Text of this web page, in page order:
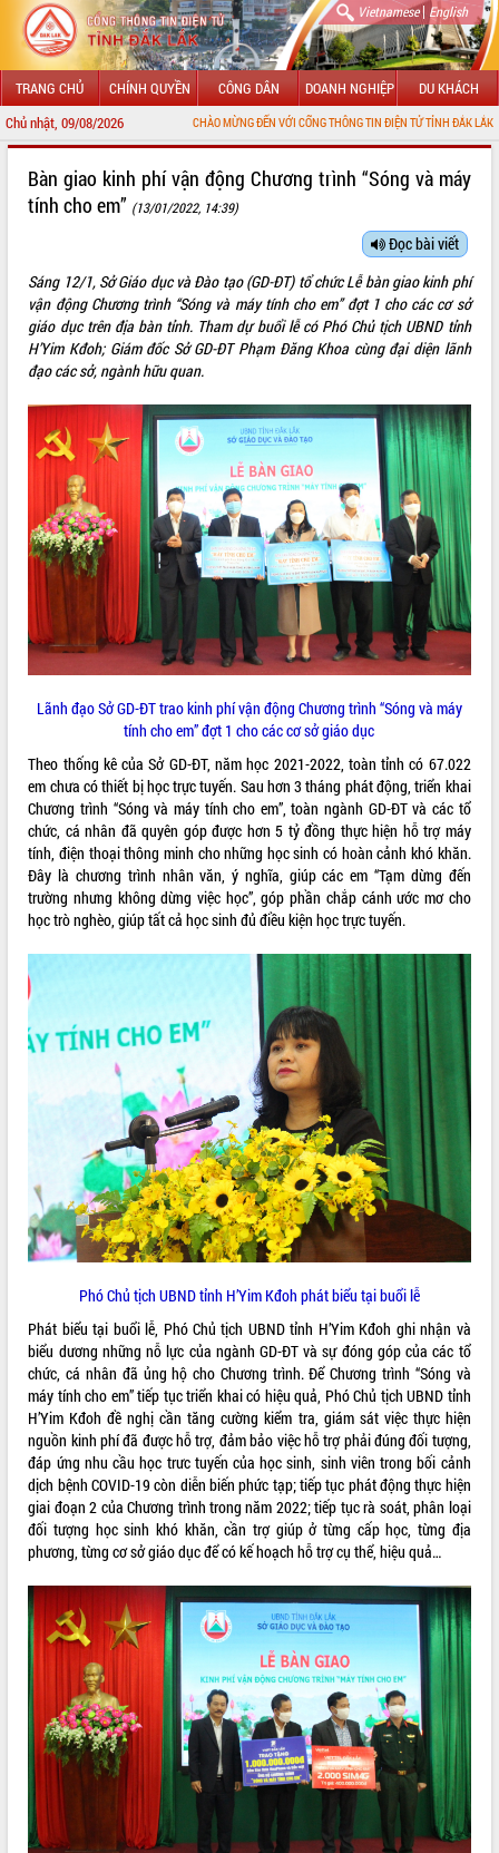
Vietnamese| English
TRANG CHỦ CHÍNH QUYỀN CÔNG DÂN DOANH NGHIỆP DU KHÁCH
Chủ nhật, 09/08/2026CHÀO MỪNG ĐẾN VỚI CỔNG THÔNG TIN ĐIỆN TỬ TỈNH ĐẮK LẮK
LÃNH ĐẠO UBND TỈNH
SỞ, BAN, NGÀNH
UBND CÁC XÃ, PHƯỜNG
HỆ THỐNG VĂN BẢN
VĂN BẢN HĐND TỈNH
ĐIỂM TIN VĂN BẢN
QUY HOẠCH - KẾ HOẠCH
VIDEO
Không có file video nào để phát.
ALBUM ẢNH
LIÊN KẾT WEB
THỐNG KÊ TRUY CẬP
Hôm nay: 26283
Tất cả:
66111951
Bàn giao kinh phí vận động Chương trình “Sóng và máy
tính cho em” (13/01/2022, 14:39)
Đọc bài viết
Sáng 12/1, Sở Giáo dục và Đào tạo (GD-ĐT) tổ chức Lễ bàn giao kinh phí
vận động Chương trình “Sóng và máy tính cho em” đợt 1 cho các cơ sở
giáo dục trên địa bàn tỉnh. Tham dự buổi lễ có Phó Chủ tịch UBND tỉnh
H’Yim Kđoh; Giám đốc Sở GD-ĐT Phạm Đăng Khoa cùng đại diện lãnh
đạo các sở, ngành hữu quan.
Lãnh đạo Sở GD-ĐT trao kinh phí vận động Chương trình “Sóng và máy
tính cho em” đợt 1 cho các cơ sở giáo dục
Theo thống kê của Sở GD-ĐT, năm học 2021-2022, toàn tỉnh có 67.022
em chưa có thiết bị học trực tuyến. Sau hơn 3 tháng phát động, triển khai
Chương trình “Sóng và máy tính cho em”, toàn ngành GD-ĐT và các tổ
chức, cá nhân đã quyên góp được hơn 5 tỷ đồng thực hiện hỗ trợ máy
tính, điện thoại thông minh cho những học sinh có hoàn cảnh khó khăn.
Đây là chương trình nhân văn, ý nghĩa, giúp các em “Tạm dừng đến
trường nhưng không dừng việc học”, góp phần chắp cánh ước mơ cho
học trò nghèo, giúp tất cả học sinh đủ điều kiện học trực tuyến.
Phó Chủ tịch UBND tỉnh H’Yim Kđoh phát biểu tại buổi lễ
Phát biểu tại buổi lễ, Phó Chủ tịch UBND tỉnh H’Yim Kđoh ghi nhận và
biểu dương những nỗ lực của ngành GD-ĐT và sự đóng góp của các tổ
chức, cá nhân đã ủng hộ cho Chương trình. Để Chương trình “Sóng và
máy tính cho em” tiếp tục triển khai có hiệu quả, Phó Chủ tịch UBND tỉnh
H’Yim Kđoh đề nghị cần tăng cường kiểm tra, giám sát việc thực hiện
nguồn kinh phí đã được hỗ trợ, đảm bảo việc hỗ trợ phải đúng đối tượng,
đáp ứng nhu cầu học trưc tuyến của học sinh, sinh viên trong bối cảnh
dịch bệnh COVID-19 còn diễn biến phức tạp; tiếp tục phát động thực hiện
giai đoạn 2 của Chương trình trong năm 2022; tiếp tục rà soát, phân loại
đối tượng học sinh khó khăn, cần trợ giúp ở từng cấp học, từng địa
phương, từng cơ sở giáo dục để có kế hoạch hỗ trợ cụ thể, hiệu quả…